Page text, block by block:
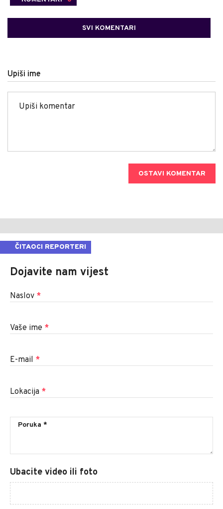
SVI KOMENTARI
Upiši ime
OSTAVI KOMENTAR
ČITAOCI REPORTERI
Dojavite nam vijest
Naslov *
Vaše ime *
E-mail *
Lokacija *
Ubacite video ili foto